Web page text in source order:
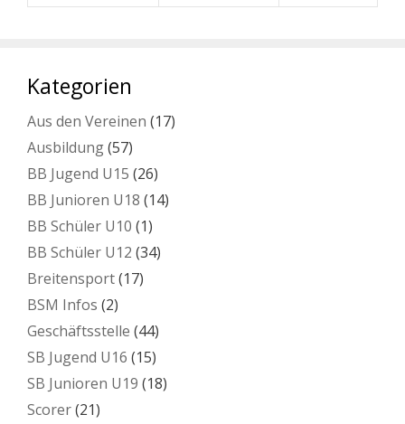
Kategorien
Aus den Vereinen (17)
Ausbildung(57)
BB Jugend U15 (26)
BB Junioren U18 (14)
BB Schüler U10 (1)
BB Schüler U12 (34)
Breitensport(17)
BSM Infos (2)
Geschäftsstelle (44)
SB Jugend U16 (15)
SB Junioren U19 (18)
Scorer(21)